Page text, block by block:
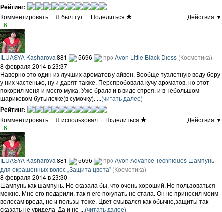
Рейтинг:
Комментировать · Я был тут · Поделиться
Действия ▼
+6
ILUASYA Kasharova881 5696 про Avon Little Black Dress (Косметика)
8 февраля 2014 в 23:37
Наверно это один из лучших ароматов у айвон. Вообще туалетную воду беру
у них частенько, ну и дарят также. Перепробовала кучу ароматов, но этот
покорил меня и моего мужа. Уже брала и в виде спрея, и в небольшом
шариковом бутылечке(в сумочку). ...(читать далее)
Рейтинг:
Комментировать · Я использовал · Поделиться
Действия ▼
+6
ILUASYA Kasharova 881 5696 про Avon Advance Techniques Шампунь
для окрашенных волос „Защита цвета” (Косметика)
8 февраля 2014 в 23:30
Шампунь как шампунь. Не сказала бы, что очень хороший. Но пользоваться
можно. Мне его подарили, так я его покупать не стала. Он не приносил моим
волосам вреда, но и пользы тоже. Цвет смывался как обычно,защиты так
сказать не увидела. Да и не ...(читать далее)